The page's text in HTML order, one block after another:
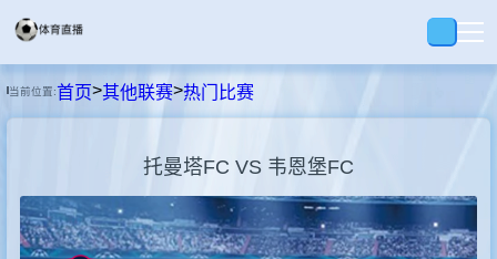
首页
足球
篮球
当前位置:首页>其他联赛>热门比赛
托曼塔FC VS 韦恩堡FC